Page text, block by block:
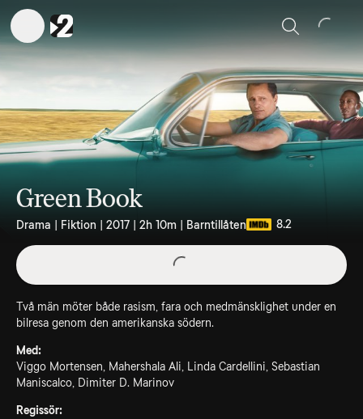
Sök
Green Book
Drama | Fiktion | 2017 | 2h 10m | Barntillåten 8.2
Två män möter både rasism, fara och medmänsklighet under en
bilresa genom den amerikanska södern.
Med:
Viggo Mortensen, Mahershala Ali, Linda Cardellini, Sebastian
Maniscalco, Dimiter D. Marinov
Regissör: